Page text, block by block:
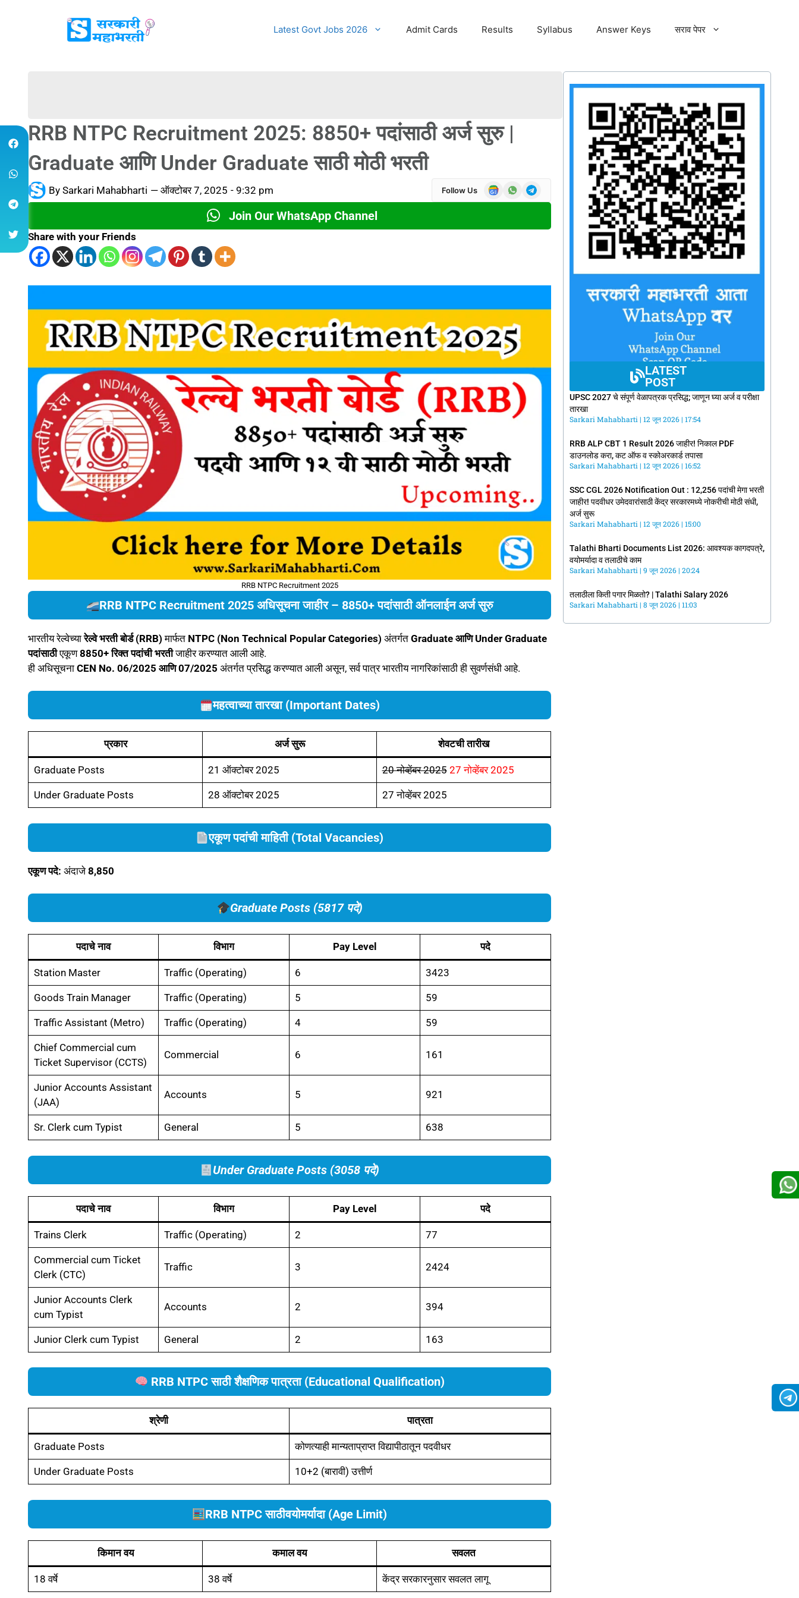
Latest Govt Jobs 2026 Admit Cards Results Syllabus Answer Keys सराव पेपर
RRB NTPC Recruitment 2025: 8850+ पदांसाठी अर्ज सुरु |
Graduate आणि Under Graduate साठी मोठी भरती
By Sarkari Mahabharti — ऑक्टोबर 7, 2025 - 9:32 pm Follow Us
Join Our WhatsApp Channel
Share with your Friends
RRB NTPC Recruitment 2025
RRB NTPC Recruitment 2025 अधिसूचना जाहीर – 8850+ पदांसाठी ऑनलाईन अर्ज सुरु
भारतीय रेल्वेच्यारेल्वे भरती बोर्ड (RRB) मार्फत NTPC (Non Technical Popular Categories) अंतर्गत Graduate आणि Under Graduate
पदांसाठीएकूण8850+ रिक्त पदांची भरतीजाहीर करण्यात आली आहे.
ही अधिसूचना CEN No. 06/2025 आणि 07/2025 अंतर्गत प्रसिद्ध करण्यात आली असून, सर्व पात्र भारतीय नागरिकांसाठी ही सुवर्णसंधी आहे.
महत्वाच्या तारखा (Important Dates)
प्रकार अर्ज सुरू शेवटची तारीख
Graduate Posts 21 ऑक्टोबर 2025 20 नोव्हेंबर 2025 27 नोव्हेंबर 2025
Under Graduate Posts 28 ऑक्टोबर 2025 27 नोव्हेंबर 2025
एकूण पदांची माहिती (Total Vacancies)
एकूण पदे: अंदाजे8,850
Graduate Posts (5817 पदे)
पदाचे नाव विभाग Pay Level पदे
Station Master Traffic (Operating) 6 3423
Goods Train Manager Traffic (Operating) 5 59
Traffic Assistant (Metro) Traffic (Operating) 4 59
Chief Commercial cum
Ticket Supervisor (CCTS)
Commercial 6 161
Junior Accounts Assistant
(JAA)
Accounts 5 921
Sr. Clerk cum Typist General 5 638
Under Graduate Posts (3058 पदे)
पदाचे नाव विभाग Pay Level पदे
Trains Clerk Traffic (Operating) 2 77
Commercial cum Ticket
Clerk (CTC)
Traffic 3 2424
Junior Accounts Clerk
cum Typist
Accounts 2 394
Junior Clerk cum Typist General 2 163
RRB NTPC साठी शैक्षणिक पात्रता (Educational Qualification)
श्रेणी पात्रता
Graduate Posts कोणत्याही मान्यताप्राप्त विद्यापीठातून पदवीधर
Under Graduate Posts 10+2 (बारावी) उत्तीर्ण
RRB NTPC साठीवयोमर्यादा (Age Limit)
किमान वय कमाल वय सवलत
18 वर्षे 38 वर्षे केंद्र सरकारनुसार सवलत लागू
LATEST
POST
UPSC 2027 चे संपूर्ण वेळापत्रक प्रसिद्ध; जाणून घ्या अर्ज व परीक्षा
तारखा
Sarkari Mahabharti 12 जून 2026 17:54
RRB ALP CBT 1 Result 2026 जाहीर! निकाल PDF
डाउनलोड करा, कट ऑफ व स्कोअरकार्ड तपासा
Sarkari Mahabharti 12 जून 2026 16:52
SSC CGL 2026 Notification Out : 12,256 पदांची मेगा भरती
जाहीर! पदवीधर उमेदवारांसाठी केंद्र सरकारमध्ये नोकरीची मोठी संधी,
अर्ज सुरू
Sarkari Mahabharti 12 जून 2026 15:00
Talathi Bharti Documents List 2026: आवश्यक कागदपत्रे,
वयोमर्यादा व तलाठीचे काम
Sarkari Mahabharti 9 जून 2026 20:24
तलाठीला किती पगार मिळतो? | Talathi Salary 2026
Sarkari Mahabharti 8 जून 2026 11:03